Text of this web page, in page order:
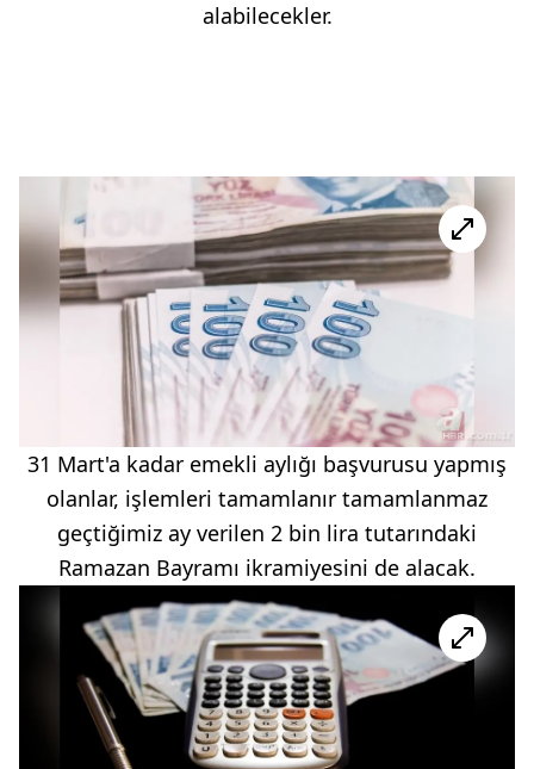
alabilecekler.
31 Mart'a kadar emekli aylığı başvurusu yapmış
olanlar, işlemleri tamamlanır tamamlanmaz
geçtiğimiz ay verilen 2 bin lira tutarındaki
Ramazan Bayramı ikramiyesini de alacak.